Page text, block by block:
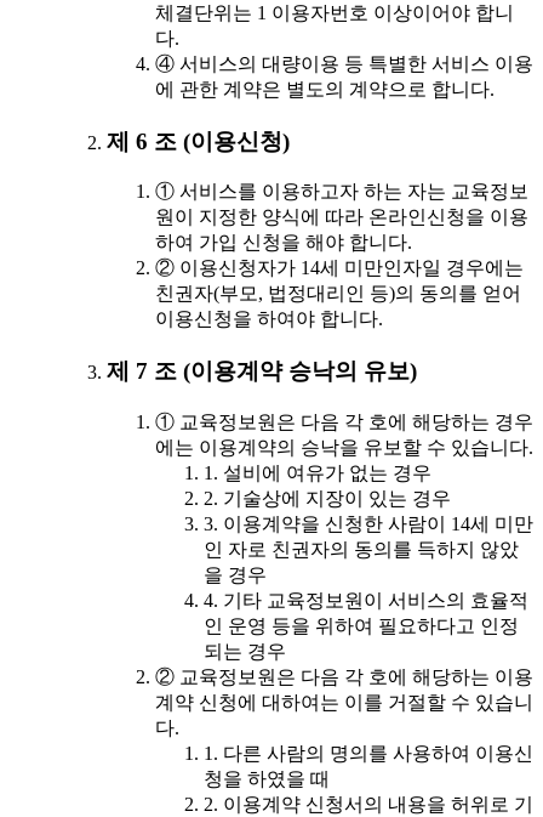
체결단위는 1 이용자번호 이상이어야 합니
다.
④ 서비스의 대량이용 등 특별한 서비스 이용
에 관한 계약은 별도의 계약으로 합니다.
제 6 조 (이용신청)
① 서비스를 이용하고자 하는 자는 교육정보
원이 지정한 양식에 따라 온라인신청을 이용
하여 가입 신청을 해야 합니다.
② 이용신청자가 14세 미만인자일 경우에는
친권자(부모, 법정대리인 등)의 동의를 얻어
이용신청을 하여야 합니다.
제 7 조 (이용계약 승낙의 유보)
① 교육정보원은 다음 각 호에 해당하는 경우
에는 이용계약의 승낙을 유보할 수 있습니다.
1. 설비에 여유가 없는 경우
2. 기술상에 지장이 있는 경우
3. 이용계약을 신청한 사람이 14세 미만
인 자로 친권자의 동의를 득하지 않았
을 경우
4. 기타 교육정보원이 서비스의 효율적
인 운영 등을 위하여 필요하다고 인정
되는 경우
② 교육정보원은 다음 각 호에 해당하는 이용
계약 신청에 대하여는 이를 거절할 수 있습니
다.
1. 다른 사람의 명의를 사용하여 이용신
청을 하였을 때
2. 이용계약 신청서의 내용을 허위로 기